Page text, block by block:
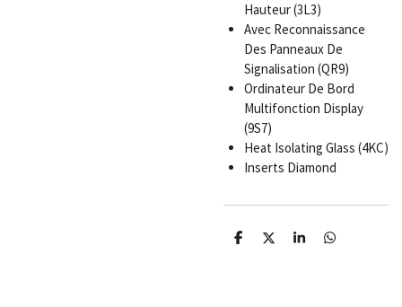
Hauteur (3L3)
Avec Reconnaissance
Des Panneaux De
Signalisation (QR9)
Ordinateur De Bord
Multifonction Display
(9S7)
Heat Isolating Glass (4KC)
Inserts Diamond
P
P
P
P